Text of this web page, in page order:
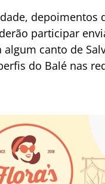
participar
canto de
do Balé nas